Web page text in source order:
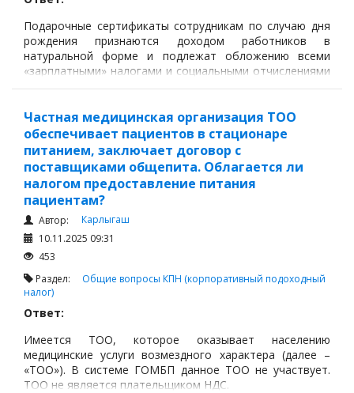
Подарочные сертификаты сотрудникам по случаю дня
рождения признаются доходом работников в
натуральной форме и подлежат обложению всеми
«зарплатными» налогами и социальными отчислениями
(ИПН, ОПВ, СО, ОСМС, ВОСМС и т. д.) в соответствии с
(далее – НК РК).
Частная медицинская организация ТОО
обеспечивает пациентов в стационаре
питанием, заключает договор с
поставщиками общепита. Облагается ли
налогом предоставление питания
пациентам?
Автор:
Карлыгаш
10.11.2025 09:31
453
Раздел: Общие вопросы КПН (корпоративный подоходный
налог)
Ответ:
Имеется ТОО, которое оказывает населению
медицинские услуги возмездного характера (далее –
«ТОО»). В системе ГОМБП данное ТОО не участвует.
ТОО не является плательщиком НДС.